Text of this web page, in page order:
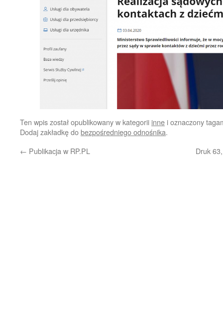
Ten wpis został opublikowany w kategorii inne i oznaczony
Dodaj zakładkę dobezpośredniego odnośnika.
← Publikacja w RP.PL Druk